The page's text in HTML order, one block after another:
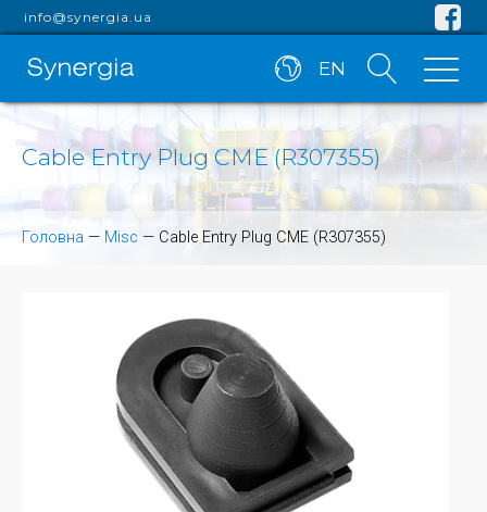
info@synergia.ua
EN
Cable Entry Plug CME (R307355)
Головна — Misc — Cable Entry Plug CME (R307355)